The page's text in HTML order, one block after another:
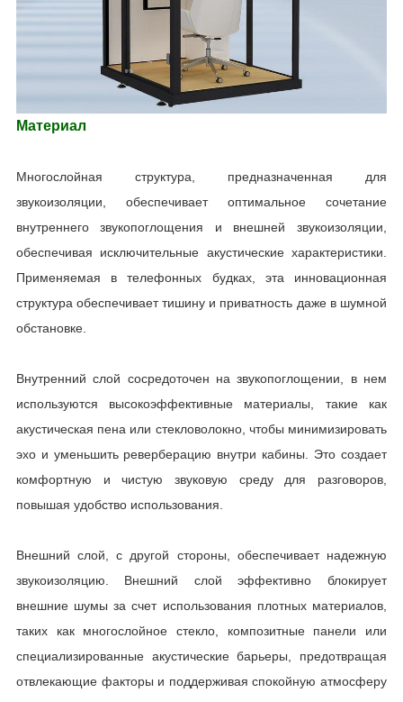
Материал
Многослойная структура, предназначенная для
звукоизоляции, обеспечивает оптимальное сочетание
внутреннего звукопоглощения и внешней звукоизоляции,
обеспечивая исключительные акустические характеристики.
Применяемая в телефонных будках, эта инновационная
структура обеспечивает тишину и приватность даже в шумной
обстановке.
Внутренний слой сосредоточен на звукопоглощении, в нем
используются высокоэффективные материалы, такие как
акустическая пена или стекловолокно, чтобы минимизировать
эхо и уменьшить реверберацию внутри кабины. Это создает
комфортную и чистую звуковую среду для разговоров,
повышая удобство использования.
Внешний слой, с другой стороны, обеспечивает надежную
звукоизоляцию. Внешний слой эффективно блокирует
внешние шумы за счет использования плотных материалов,
таких как многослойное стекло, композитные панели или
специализированные акустические барьеры, предотвращая
отвлекающие факторы и поддерживая спокойную атмосферу